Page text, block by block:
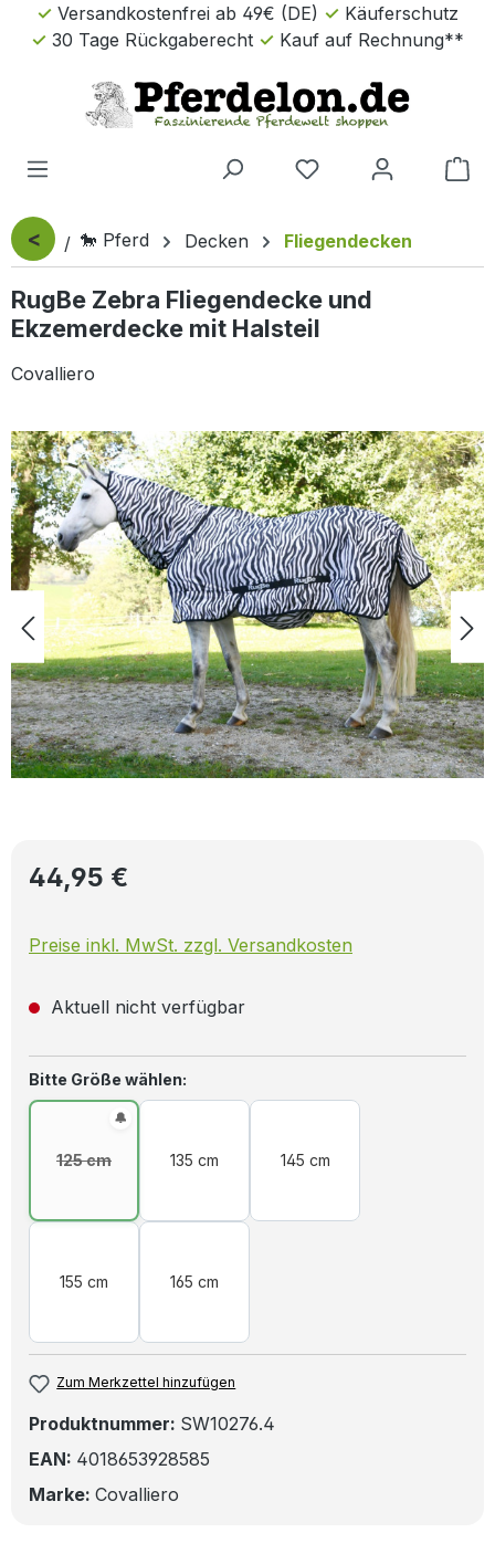
Zum Hauptinhalt springen
Versandkostenfrei ab 49€ (DE)
Käuferschutz
30 Tage Rückgaberecht
Kauf auf Rechnung**
< 🐎 Pferd Decken Fliegendecken
RugBe Zebra Fliegendecke und
Ekzemerdecke mit Halsteil
Covalliero
Bildergalerie überspringen
Regulärer Preis:
44,95 €
Preise inkl. MwSt. zzgl. Versandkosten
Aktuell nicht verfügbar
Bitte Größe wählen:
125 cm(Diese Option ist zurzeit nicht verfügbar.)
135 cm 145 cm
155 cm 165 cm
Zum Merkzettel hinzufügen
Produktnummer: SW10276.4
EAN: 4018653928585
Marke: Covalliero